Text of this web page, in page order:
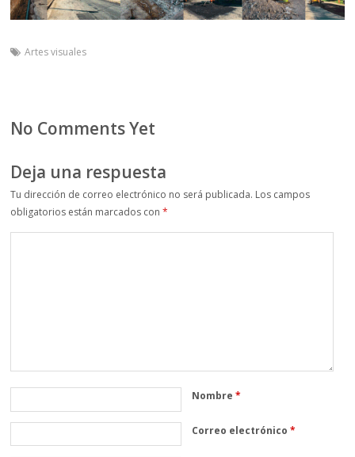
Artes visuales
No Comments Yet
Deja una respuesta
Tu dirección de correo electrónico no será publicada. Los campos
obligatorios están marcados con*
Nombre*
Correo electrónico*